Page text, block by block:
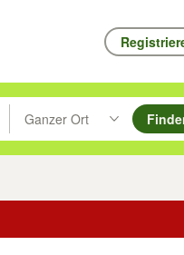
nach oben/untendrücken um zu
Ganzer Ort
Suche im Umkreis des